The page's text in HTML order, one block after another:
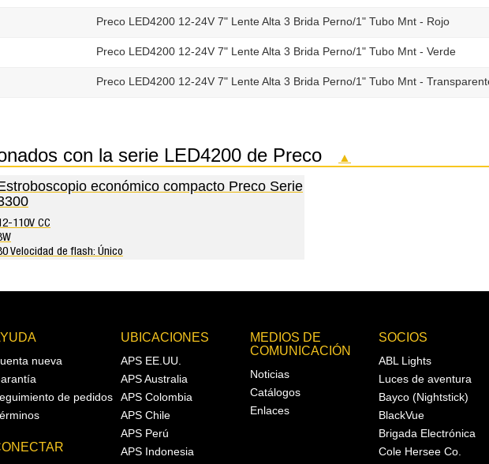
Preco LED4200 12-24V 7" Lente Alta 3 Brida Perno/1" Tubo Mnt - Rojo
Preco LED4200 12-24V 7" Lente Alta 3 Brida Perno/1" Tubo Mnt - Verde
Preco LED4200 12-24V 7" Lente Alta 3 Brida Perno/1" Tubo Mnt -
con la serie LED4200 de Preco ▲
económico compacto Preco Serie
110V CC
Velocidad de flash: Único
nueva
de pedidos
UBICACIONES
APS EE.UU.
APS Australia
APS Colombia
APS Chile
APS Perú
APS Indonesia
MEDIOS DE
COMUNICACIÓN
Noticias
Catálogos
Enlaces
SOCIOS
ABL Lights
Luces de aventura
Bayco (Nightstick)
BlackVue
Brigada Electrónica
Cole Hersee Co.